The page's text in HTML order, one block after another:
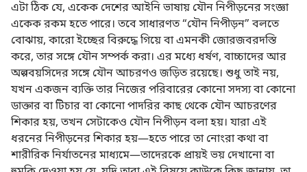
এটা ঠিক যে, একেক দেশের আইনি ভাষায় যৌন নিপীড়নের সংজ্ঞা
একেক রকম হতে পারে। তবে সাধারণত “যৌন নিপীড়ন” বলতে
বোঝায়, কারো ইচ্ছের বিরুদ্ধে গিয়ে বা এমনকী জোরজবরদস্তি
করে, তার সঙ্গে যৌন সম্পর্ক করা। এর মধ্যে ধর্ষণ, বাচ্চাদের আর
অল্পবয়সিদের সঙ্গে যৌন আচরণও জড়িত রয়েছে। শুধু তাই নয়,
যখন একজন ব্যক্তি তার নিজের পরিবারের কোনো সদস্য বা কোনো
ডাক্তার বা টিচার বা কোনো পাদরির কাছ থেকে যৌন আচরণের
শিকার হয়, তখন সেটাকেও যৌন নিপীড়ন বলা হয়। যারা এই
ধরনের নিপীড়নের শিকার হয়—হতে পারে তা নোংরা কথা বা
শারীরিক নির্যাতনের মাধ্যমে—তাদেরকে প্রায়ই ভয় দেখানো বা